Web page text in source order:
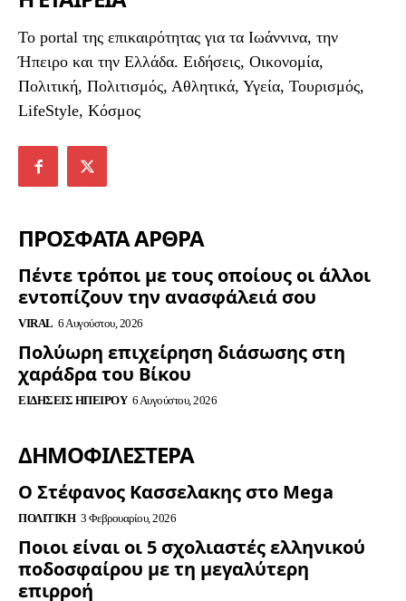
To portal της επικαιρότητας για τα Ιωάννινα, την
Ήπειρο και την Ελλάδα. Ειδήσεις, Οικονομία,
Πολιτική, Πολιτισμός, Αθλητικά, Υγεία, Τουρισμός,
LifeStyle, Κόσμος
ΠΡΟΣΦΑΤΑ ΑΡΘΡΑ
Πέντε τρόποι με τους οποίους οι άλλοι
εντοπίζουν την ανασφάλειά σου
VIRAL 6 Αυγούστου, 2026
Πολύωρη επιχείρηση διάσωσης στη
χαράδρα του Βίκου
ΕΙΔΉΣΕΙΣ ΗΠΕΊΡΟΥ 6 Αυγούστου, 2026
ΔΗΜΟΦΙΛΈΣΤΕΡΑ
Ο Στέφανος Κασσελακης στο Mega
ΠΟΛΙΤΙΚΉ 3 Φεβρουαρίου, 2026
Ποιοι είναι οι 5 σχολιαστές ελληνικού
ποδοσφαίρου με τη μεγαλύτερη
επιρροή